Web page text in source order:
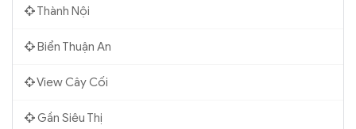
Thành Nội
Biển Thuận An
View Cây Cối
Gần Siêu Thị